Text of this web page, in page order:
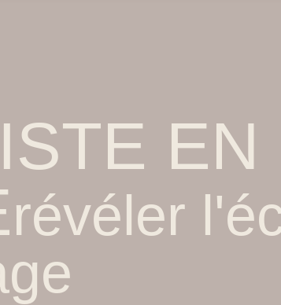
EN
révéler